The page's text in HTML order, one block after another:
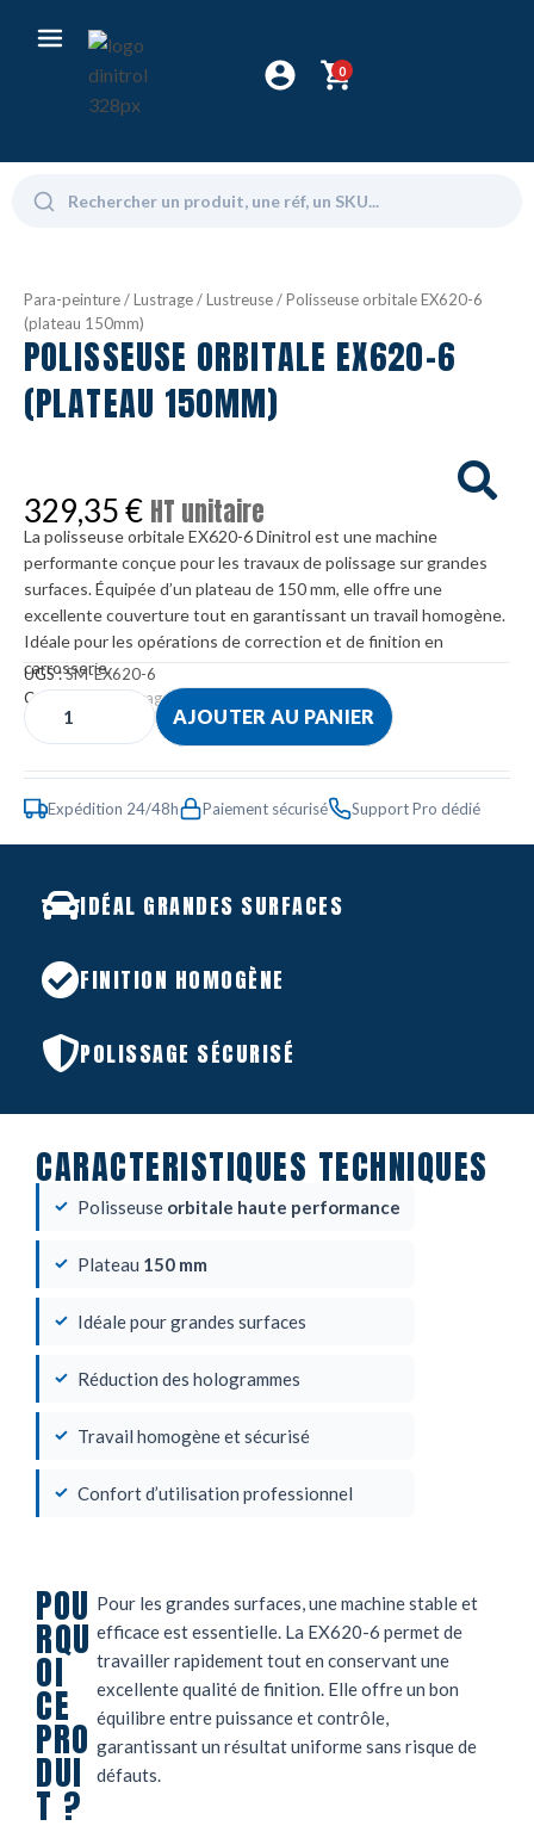
0
Para-peinture/Lustrage/Lustreuse/ Polisseuse orbitale EX620-6
(plateau 150mm)
POLISSEUSE ORBITALE EX620-6
(PLATEAU 150MM)
329,35€ HT unitaire
La polisseuse orbitale EX620-6 Dinitrol est une machine
performante conçue pour les travaux de polissage sur grandes
surfaces. Équipée d’un plateau de 150 mm, elle offre une
excellente couverture tout en garantissant un travail homogène.
Idéale pour les opérations de correction et de finition en
carrosserie.
UGS :SM-EX620-6
Catégories :
Lustrage,
AJOUTER AU PANIER
Expédition 24/48h Paiement sécurisé Support Pro dédié
IDÉAL GRANDES SURFACES
FINITION HOMOGÈNE
POLISSAGE SÉCURISÉ
CARACTERISTIQUES TECHNIQUES
Polisseuse orbitale haute performance
Plateau 150 mm
Idéale pour grandes surfaces
Réduction des hologrammes
Travail homogène et sécurisé
Confort d’utilisation professionnel
POU
RQU
OI
CE
PRO
DUI
T ?
Pour les grandes surfaces, une machine stable et
efficace est essentielle. La EX620-6 permet de
travailler rapidement tout en conservant une
excellente qualité de finition. Elle offre un bon
équilibre entre puissance et contrôle,
garantissant un résultat uniforme sans risque de
défauts.